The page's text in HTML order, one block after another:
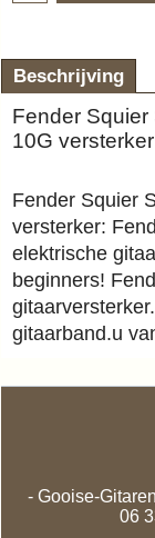
Beschrijving
Fender Squier
10G versterker
Fender Squier
versterker:
elektrische
beginners!
gitaarband.u
- Gooise-
06